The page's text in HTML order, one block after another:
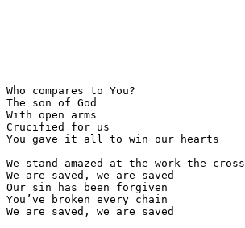
Who compares to You?
The son of God
With open arms
Crucified for us
You gave it all to win our hearts
We stand amazed at the work the cross
We are saved, we are saved
Our sin has been forgiven
You’ve broken every chain
We are saved, we are saved